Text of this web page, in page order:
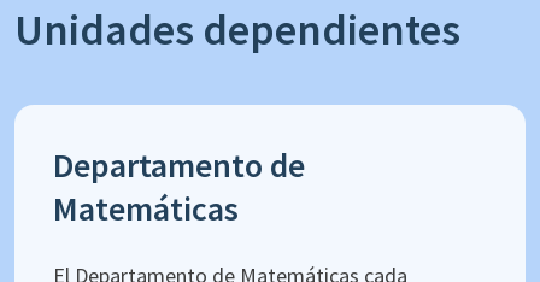
Unidades dependientes
Departamento de
Matemáticas
El Departamento de Matemáticas cada